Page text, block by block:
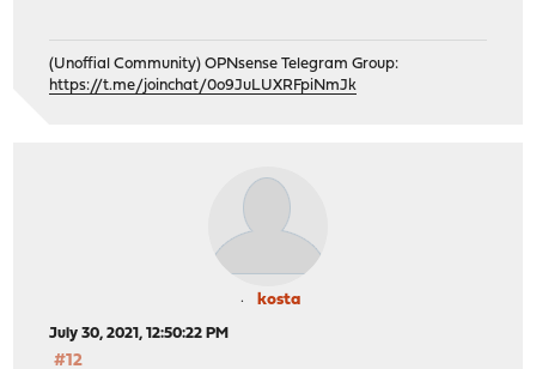
(Unoffial Community) OPNsense Telegram Group:
https://t.me/joinchat/0o9JuLUXRFpiNmJk
kosta
July 30, 2021, 12:50:22 PM
#12